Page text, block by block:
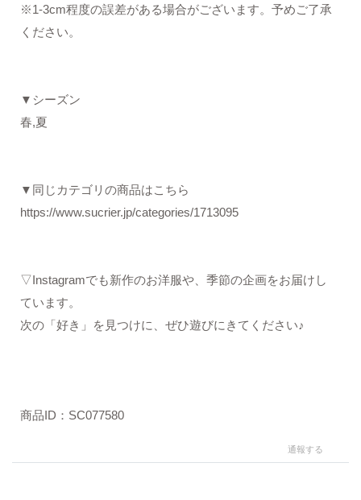
※1-3cm程度の誤差がある場合がございます。予めご了承
ください。
▼シーズン
春,夏
▼同じカテゴリの商品はこちら
https://www.sucrier.jp/categories/1713095
▽Instagramでも新作のお洋服や、季節の企画をお届けし
ています。
次の「好き」を見つけに、ぜひ遊びにきてください♪
商品ID：SC077580
通報する